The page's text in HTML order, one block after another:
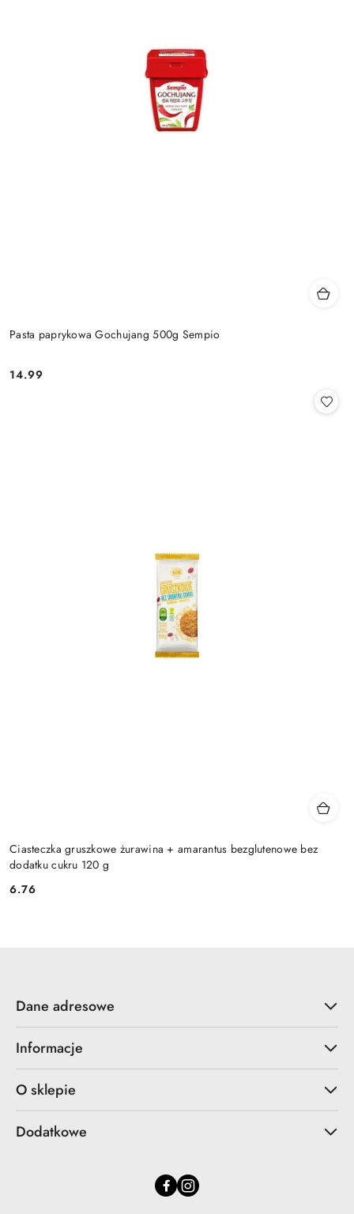
Pasta paprykowa Gochujang 500g Sempio
Cena:
14.99
Ciasteczka gruszkowe żurawina + amarantus bezglutenowe bez
dodatku cukru 120 g
Cena:
6.76
Dane adresowe
Informacje
O sklepie
Dodatkowe